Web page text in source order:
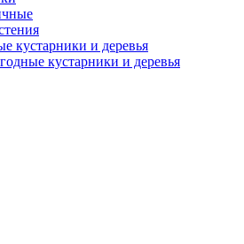
кустарники и деревья
кустарники и деревья